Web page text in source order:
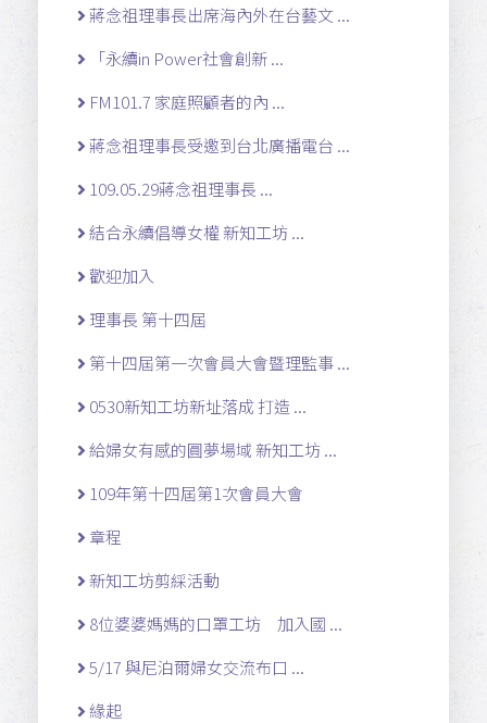
蔣念祖理事長出席海內外在台藝文 ...
「永續in Power社會創新 ...
FM101.7 家庭照顧者的內 ...
蔣念祖理事長受邀到台北廣播電台 ...
109.05.29蔣念祖理事長 ...
結合永續倡導女權 新知工坊 ...
歡迎加入
理事長 第十四屆
第十四屆第一次會員大會暨理監事 ...
0530新知工坊新址落成 打造 ...
給婦女有感的圓夢場域 新知工坊 ...
109年第十四屆第1次會員大會
章程
新知工坊剪綵活動
8位婆婆媽媽的口罩工坊 加入國 ...
5/17 與尼泊爾婦女交流布口 ...
緣起